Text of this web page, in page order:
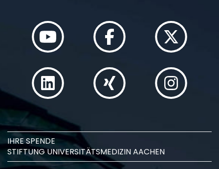
IHRE SPENDE
STIFTUNG UNIVERSITÄTSMEDIZIN AACHEN